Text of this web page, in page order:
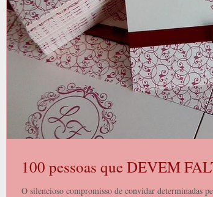
100 pessoas que DEVEM
O silencioso compromisso de convidar determinadas